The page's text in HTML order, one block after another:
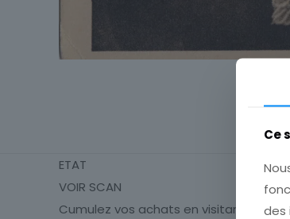
ETAT
VOIR SCAN
Cumulez vos achats en visitant ma
Ce
des